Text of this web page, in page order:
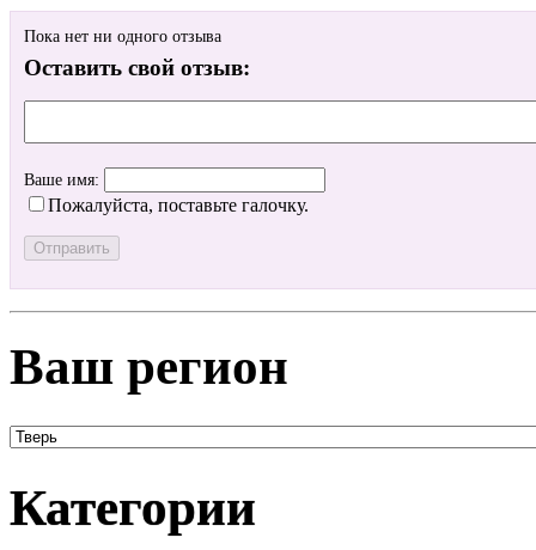
Пока нет ни одного отзыва
Оставить свой отзыв:
Ваше имя:
Пожалуйста, поставьте галочку.
Ваш регион
Категории